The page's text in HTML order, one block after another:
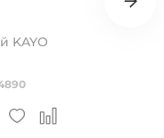
KAYO
130 ₽